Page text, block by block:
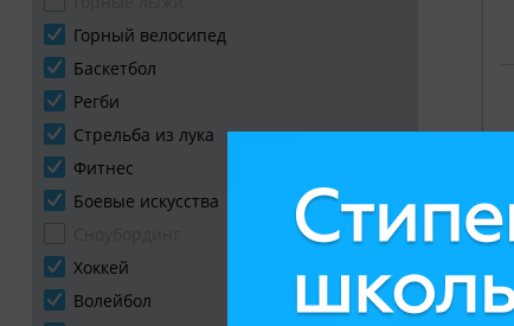
Горный велосипед
Баскетбол
Регби
Стрельба из лука
Фитнес
Боевые искусства
Хоккей
Волейбол